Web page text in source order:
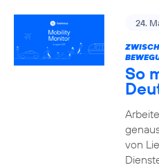
24.
So
von